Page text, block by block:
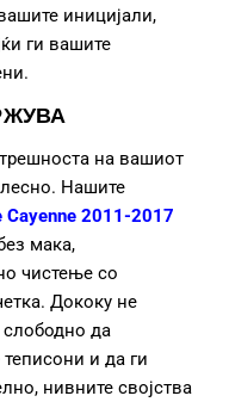
иницијали,
ги вашите
на вашиот
Нашите
Cayenne 2011-2017
мака,
чистење со
Дококу не
да
и да ги
нивните својства